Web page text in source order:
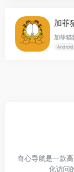
加菲
加菲猫
Android
奇心导航是一款
化访问